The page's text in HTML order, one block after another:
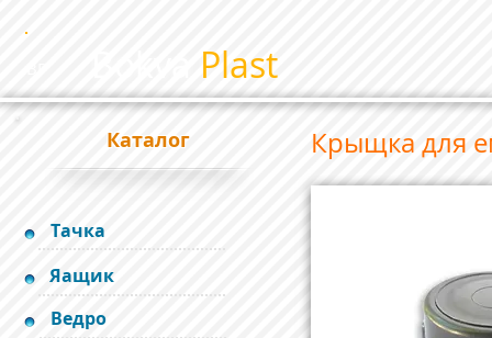
Plast
Каталог
Тачка
Яащик
Ведро
Крыщка для